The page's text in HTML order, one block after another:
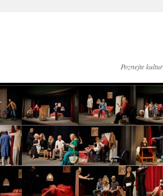
Poznejte